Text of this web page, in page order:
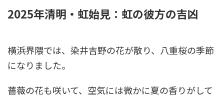
2025年清明・虹始見：虹の彼方の吉凶
横浜界隈では、染井吉野の花が散り、八重桜の季節
になりました。
薔薇の花も咲いて、空気には微かに夏の香りがして